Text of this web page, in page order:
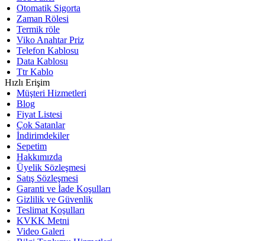
Otomatik Sigorta
Zaman Rölesi
Termik röle
Viko Anahtar Priz
Telefon Kablosu
Data Kablosu
Ttr Kablo
Hızlı Erişim
Müşteri Hizmetleri
Blog
Fiyat Listesi
Çok Satanlar
İndirimdekiler
Sepetim
Hakkımızda
Üyelik Sözleşmesi
Satış Sözleşmesi
Garanti ve İade Koşulları
Gizlilik ve Güvenlik
Teslimat Koşulları
KVKK Metni
Video Galeri